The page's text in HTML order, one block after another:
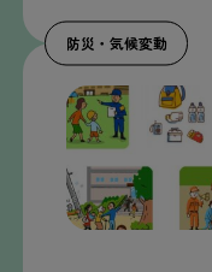
防災 ・ 気候変動